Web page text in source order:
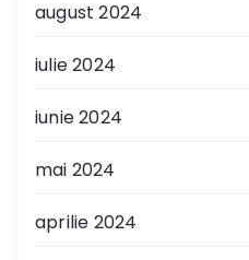
august 2024
iulie 2024
iunie 2024
mai 2024
aprilie 2024